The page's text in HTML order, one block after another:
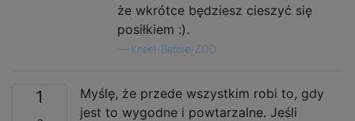
że wkrótce będziesz cieszyć się
posiłkiem :).
Kneel-Before-ZOD
1
Myślę, że przede wszystkim robi to, gdy
jest to wygodne i powtarzalne. Jeśli